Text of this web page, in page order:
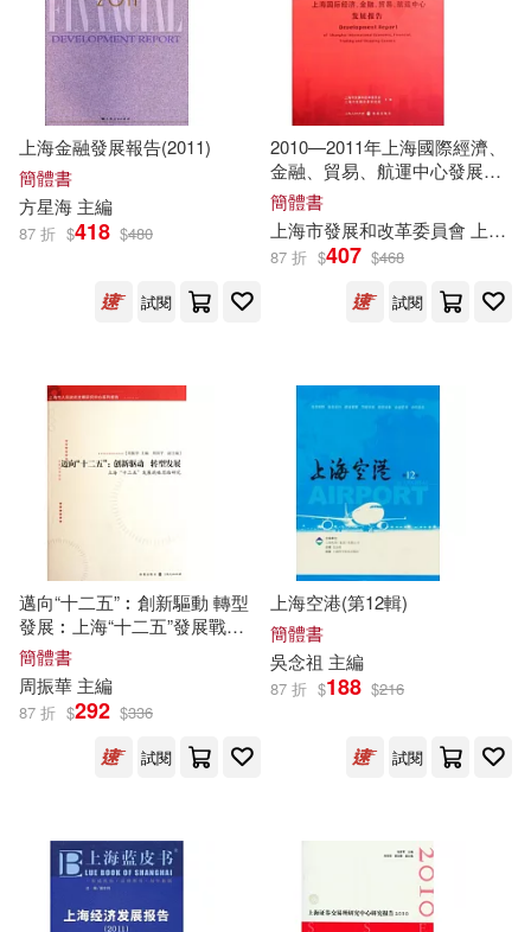
吉良りん(6)
吳士存（主編）(6)
吳根友（主編）(6)
吳錦標，馬奔（主編）(6)
寂地(6)
張伯苓(6) 張允中(6)
張光年(6)
張成新(6)
木馬文化(30) 氣象出版社(30)
臺灣商務(30)
陝西師範大學出版社(30)
黑龍江美術出版社(30)
世界知識出版社(29)
中國農業科學技術出版社(29)
北京聯合出版公司(29)
Linfair Records Limited(28)
中國經濟出版社(28)
吉林科學技術出版社(28)
江蘇鳳凰文藝出版社(28)
上海金融發展報告(2011)
簡體書
方星海 主編
87 折 $418 $480
試閱
2010—2011年上海國際經濟、
金融、貿易、航運中心發展報
告
簡體書
上海市發展和改革委員會 上海市發展改革研究院
87 折 $407 $468
試閱
邁向“十二五”︰創新驅動 轉型
發展︰上海“十二五”發展戰略
思路研究
簡體書
周振華 主編
87 折 $292 $336
試閱
上海空港(第12輯)
簡體書
吳念祖 主編
87 折 $188 $216
試閱